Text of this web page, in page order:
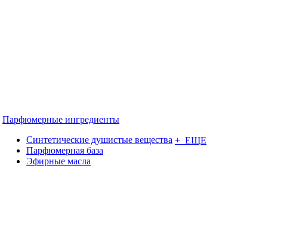
Парфюмерные ингредиенты
Синтетические душистые вещества
Парфюмерная база
Эфирные масла
+ ЕЩЕ